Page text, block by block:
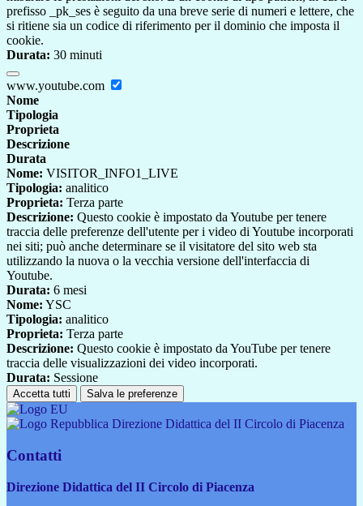
prefisso _pk_ses è seguito da una breve serie di numeri e lettere, che
si ritiene sia un codice di riferimento per il dominio che imposta il
cookie.
Durata: 30 minuti
www.youtube.com
Nome
Tipologia
Proprieta
Descrizione
Durata
Nome: VISITOR_INFO1_LIVE
Tipologia: analitico
Proprieta: Terza parte
Descrizione: Questo cookie è impostato da Youtube per tenere
traccia delle preferenze dell'utente per i video di Youtube incorporati
nei siti; può anche determinare se il visitatore del sito web sta
utilizzando la nuova o la vecchia versione dell'interfaccia di
Youtube.
Durata: 6 mesi
Nome: YSC
Tipologia: analitico
Proprieta: Terza parte
Descrizione: Questo cookie è impostato da YouTube per tenere
traccia delle visualizzazioni dei video incorporati.
Durata: Sessione
Accetta tutti Salva le preferenze
Direzione Didattica del II Circolo di Piacenza
Contatti
Direzione Didattica del II Circolo di Piacenza